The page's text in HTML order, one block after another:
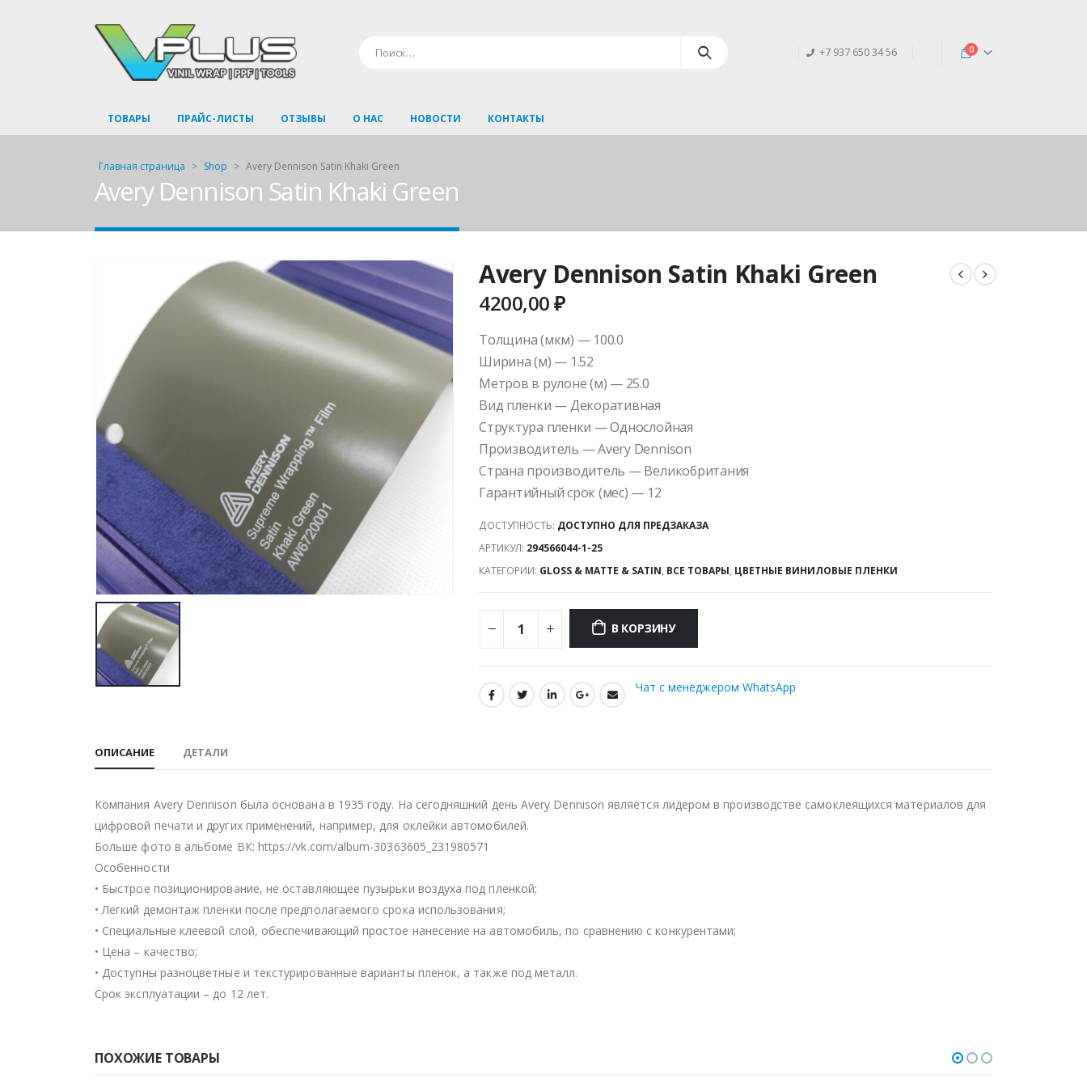
+7 937 650 34 56 0
ТОВАРЫ ПРАЙС-ЛИСТЫ ОТЗЫВЫ О НАС НОВОСТИ КОНТАКТЫ
Главная страница > Shop > Avery Dennison Satin Khaki Green
Avery Dennison Satin Khaki Green
Avery Dennison Satin Khaki Green
4200,00₽
Толщина (мкм) — 100.0
Ширина (м) — 1.52
Метров в рулоне (м) — 25.0
Вид пленки — Декоративная
Структура пленки — Однослойная
Производитель — Avery Dennison
Страна производитель — Великобритания
Гарантийный срок (мес) — 12
ДОСТУПНОСТЬ: ДОСТУПНО ДЛЯ ПРЕДЗАКАЗА
АРТИКУЛ: 294566044-1-25
КАТЕГОРИИ: GLOSS & MATTE & SATIN, ВСЕ ТОВАРЫ, ЦВЕТНЫЕ ВИНИЛОВЫЕ ПЛЕНКИ
В КОРЗИНУ
Чат с менеджером WhatsApp
ОПИСАНИЕ ДЕТАЛИ
Компания Avery Dennison была основана в 1935 году. На сегодняшний день Avery Dennison является лидером в производстве самоклеящихся материалов для
цифровой печати и других применений, например, для оклейки автомобилей.
Больше фото в альбоме ВК: https://vk.com/album-30363605_231980571
Особенности
• Быстрое позиционирование, не оставляющее пузырьки воздуха под пленкой;
• Легкий демонтаж пленки после предполагаемого срока использования;
• Специальные клеевой слой, обеспечивающий простое нанесение на автомобиль, по сравнению с конкурентами;
• Цена – качество;
• Доступны разноцветные и текстурированные варианты пленок, а также под металл.
Срок эксплуатации – до 12 лет.
ПОХОЖИЕ ТОВАРЫ